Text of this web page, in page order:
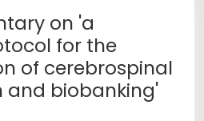
on 'a
for the
of cerebrospinal
and biobanking'